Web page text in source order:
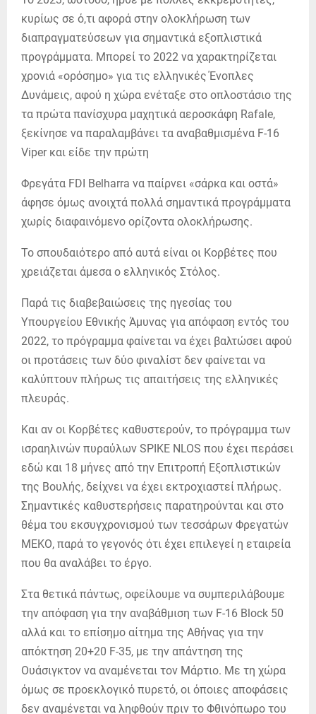
κυρίως σε ό,τι αφορά στην ολοκλήρωση των
διαπραγματεύσεων για σημαντικά εξοπλιστικά
προγράμματα. Μπορεί το 2022 να χαρακτηρίζεται
χρονιά «ορόσημο» για τις ελληνικές Ένοπλες
Δυνάμεις, αφού η χώρα ενέταξε στο οπλοστάσιο της
τα πρώτα πανίσχυρα μαχητικά αεροσκάφη Rafale,
ξεκίνησε να παραλαμβάνει τα αναβαθμισμένα F-16
Viper και είδε την πρώτη
Φρεγάτα FDI Belharra να παίρνει «σάρκα και οστά»
άφησε όμως ανοιχτά πολλά σημαντικά προγράμματα
χωρίς διαφαινόμενο ορίζοντα ολοκλήρωσης.
Το σπουδαιότερο από αυτά είναι οι Κορβέτες που
χρειάζεται άμεσα ο ελληνικός Στόλος.
Παρά τις διαβεβαιώσεις της ηγεσίας του
Υπουργείου Εθνικής Άμυνας για απόφαση εντός του
2022, το πρόγραμμα φαίνεται να έχει βαλτώσει αφού
οι προτάσεις των δύο φιναλίστ δεν φαίνεται να
καλύπτουν πλήρως τις απαιτήσεις της ελληνικές
πλευράς.
Και αν οι Κορβέτες καθυστερούν, το πρόγραμμα των
ισραηλινών πυραύλων SPIKE NLOS που έχει περάσει
εδώ και 18 μήνες από την Επιτροπή Εξοπλιστικών
της Βουλής, δείχνει να έχει εκτροχιαστεί πλήρως.
Σημαντικές καθυστερήσεις παρατηρούνται και στο
θέμα του εκσυγχρονισμού των τεσσάρων Φρεγατών
ΜΕΚΟ, παρά το γεγονός ότι έχει επιλεγεί η εταιρεία
που θα αναλάβει το έργο.
Στα θετικά πάντως, οφείλουμε να συμπεριλάβουμε
την απόφαση για την αναβάθμιση των F-16 Block 50
αλλά και το επίσημο αίτημα της Αθήνας για την
απόκτηση 20+20 F-35, με την απάντηση της
Ουάσιγκτον να αναμένεται τον Μάρτιο. Με τη χώρα
όμως σε προεκλογικό πυρετό, οι όποιες αποφάσεις
δεν αναμένεται να ληφθούν πριν το Φθινόπωρο του